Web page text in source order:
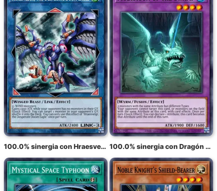
100.0% sinergia con Hraesvelgr, el Águila del Destino Desesperado 100.0% sinergia con Dragón del Pantano